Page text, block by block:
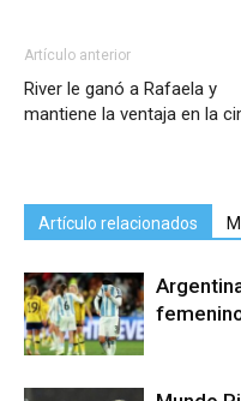
Artículo anterior
River le ganó a Rafaela y
mantiene la ventaja en la
Artículo relacionados